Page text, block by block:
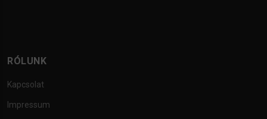
RÓLUNK
Kapcsolat
Impressum